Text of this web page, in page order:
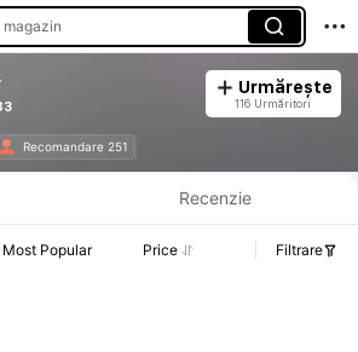
Urmărește
116 Urmăritori
Recomandare 251
Divulgarea prețului, detalii privind vânzările și stocul.
Recenzie
Most Popular Price Filtrare